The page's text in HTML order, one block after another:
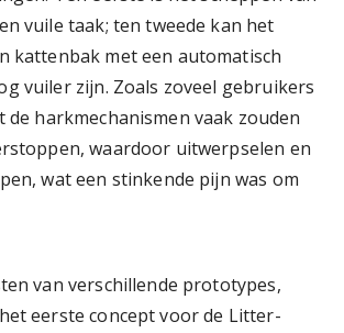
vuile taak; ten tweede kan het
kattenbak met een automatisch
vuiler zijn. Zoals zoveel gebruikers
harkmechanismen vaak zouden
waardoor uitwerpselen en
wat een stinkende pijn was om
van verschillende prototypes,
eerste concept voor de Litter-